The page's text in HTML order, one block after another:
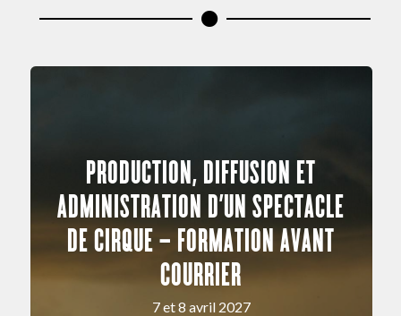
PRODUCTION, DIFFUSION ET
ADMINISTRATION D’UN SPECTACLE
DE CIRQUE – FORMATION AVANT
COURRIER
7 et 8 avril 2027